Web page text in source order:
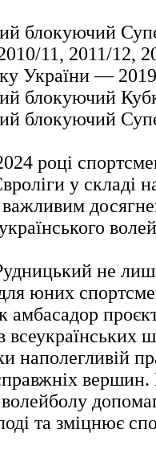
блокуючий
11, 2011/12,
України —
блокуючий
блокуючий
році
у складі
не
юних
амбасадор
всеукраїнських
наполегливій
та зміцнює